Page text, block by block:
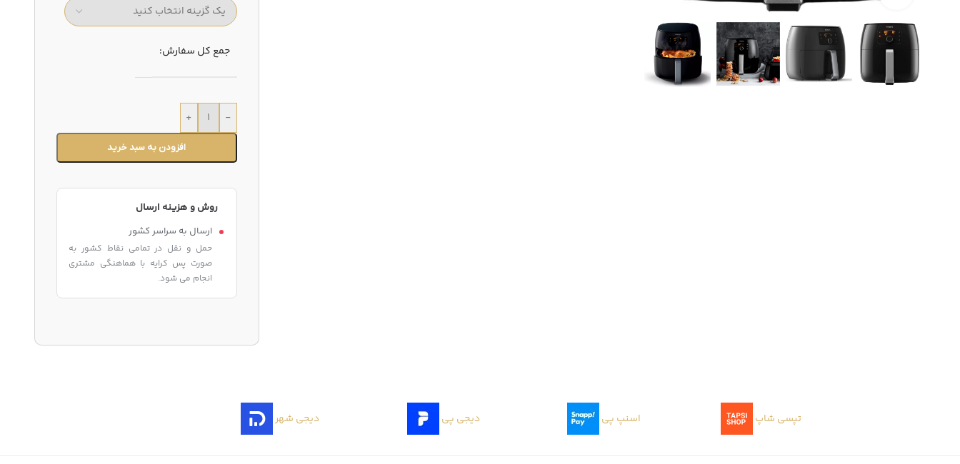
جمع کل سفارش:
-
+
افزودن به سبد خرید
روش و هزینه ارسال
ارسال به سراسر کشور
حمل و نقل در تمامی نقاط کشور به
صورت پس کرایه با هماهنگی مشتری
انجام می شود.
تپسی شاپ اسنپ پی دیجی پی دیجی شهر